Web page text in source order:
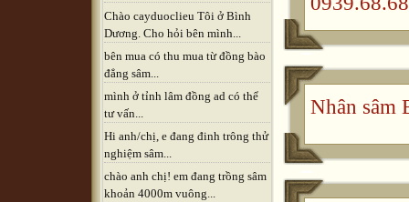
Chào cayduoclieu Tôi ở Bình
Dương. Cho hỏi bên mình...
bên mua có thu mua từ đồng bào
đẳng sâm...
mình ở tỉnh lâm đồng ad có thể
tư vấn...
Hi anh/chị, e đang đinh trông thử
nghiệm sâm...
chào anh chị! em đang trồng sâm
khoản 4000m vuông...
Nhân sâm